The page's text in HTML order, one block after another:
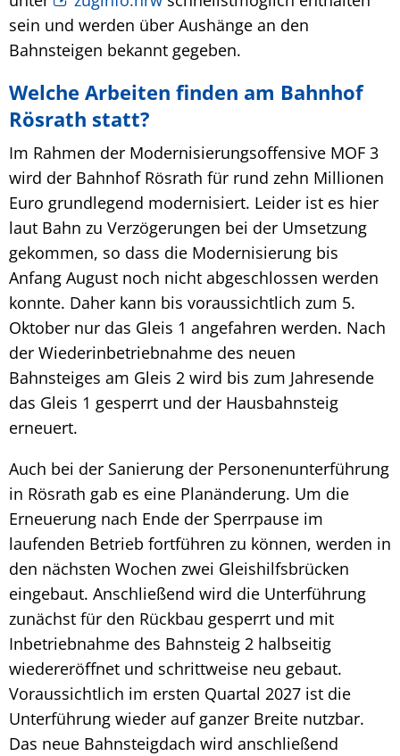
sein und werden über Aushänge an den
Bahnsteigen bekannt gegeben.
Welche Arbeiten finden am Bahnhof
Rösrath statt?
Im Rahmen der Modernisierungsoffensive MOF 3
wird der Bahnhof Rösrath für rund zehn Millionen
Euro grundlegend modernisiert. Leider ist es hier
laut Bahn zu Verzögerungen bei der Umsetzung
gekommen, so dass die Modernisierung bis
Anfang August noch nicht abgeschlossen werden
konnte. Daher kann bis voraussichtlich zum 5.
Oktober nur das Gleis 1 angefahren werden. Nach
der Wiederinbetriebnahme des neuen
Bahnsteiges am Gleis 2 wird bis zum Jahresende
das Gleis 1 gesperrt und der Hausbahnsteig
erneuert.
Auch bei der Sanierung der Personenunterführung
in Rösrath gab es eine Planänderung. Um die
Erneuerung nach Ende der Sperrpause im
laufenden Betrieb fortführen zu können, werden in
den nächsten Wochen zwei Gleishilfsbrücken
eingebaut. Anschließend wird die Unterführung
zunächst für den Rückbau gesperrt und mit
Inbetriebnahme des Bahnsteig 2 halbseitig
wiedereröffnet und schrittweise neu gebaut.
Voraussichtlich im ersten Quartal 2027 ist die
Unterführung wieder auf ganzer Breite nutzbar.
Das neue Bahnsteigdach wird anschließend